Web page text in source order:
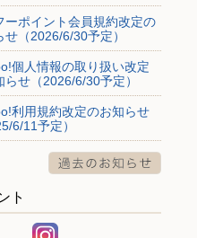
ーポイント会員規約改定の
せ（2026/6/30予定）
個人情報の取り扱い改定
らせ（2026/6/30予定）
利用規約改定のお知らせ
6/11予定）
ト